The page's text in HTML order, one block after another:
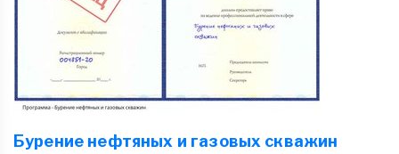
Бурение нефтяных и газовых скважин